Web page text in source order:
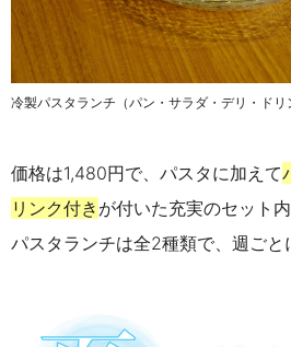
冷製パスタランチ（パン・サラダ・デリ・ド
価格は1,480円で、パスタに加えて
リンク付き が付いた充実のセット内
パスタランチは全2種類で、週ごと